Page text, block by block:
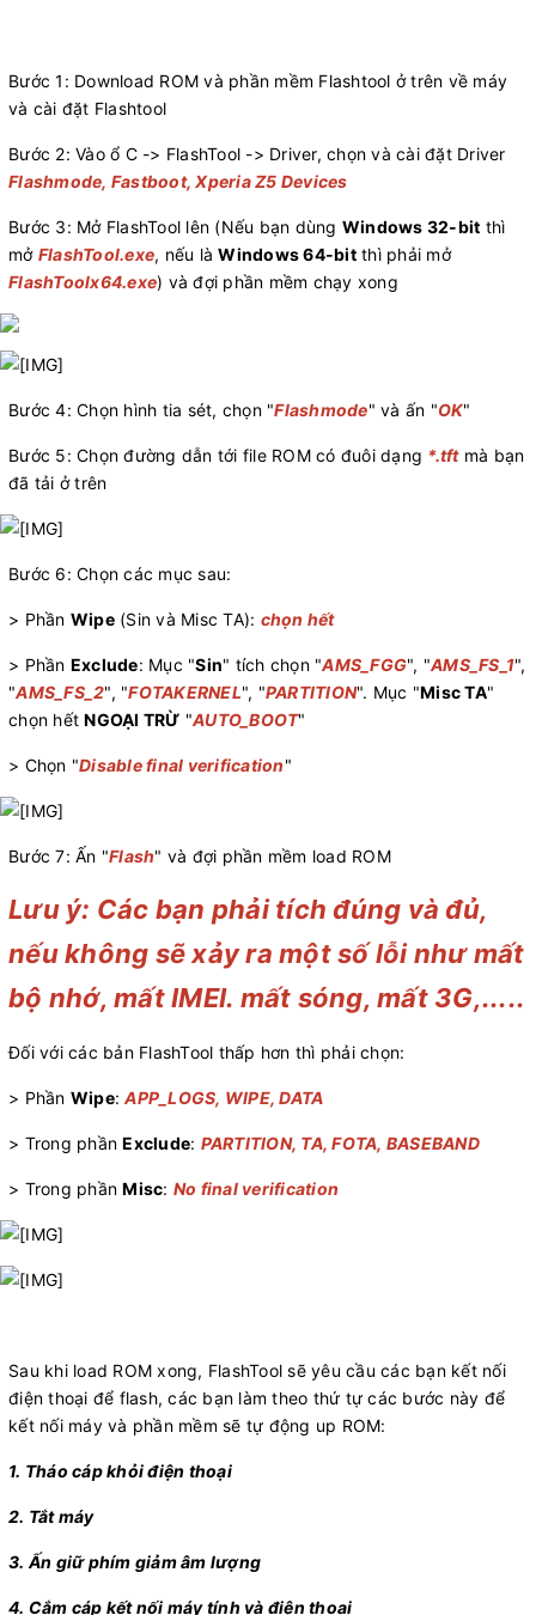
Bước 1: Download ROM và phần mềm Flashtool ở trên về máy
và cài đặt Flashtool
Bước 2: Vào ổ C -> FlashTool -> Driver, chọn và cài đặt Driver
Flashmode, Fastboot, Xperia Z5 Devices
Bước 3: Mở FlashTool lên (Nếu bạn dùng Windows 32-bit thì
mở FlashTool.exe, nếu làWindows 64-bitthì phải mở
FlashToolx64.exe) và đợi phần mềm chạy xong
Bước 4: Chọn hình tia sét, chọn "Flashmode" và ấn "OK"
Bước 5: Chọn đường dẫn tới file ROM có đuôi dạng *.tftmà bạn
đã tải ở trên
Bước 6: Chọn các mục sau:
> Phần Wipe(Sin và Misc TA): chọn hết
> Phần Exclude: Mục "Sin" tích chọn "AMS_FGG", "AMS_FS_1",
"AMS_FS_2", "FOTAKERNEL", "PARTITION". Mục "Misc TA"
chọn hếtNGOẠI TRỪ "AUTO_BOOT"
> Chọn "Disable final verification"
Bước 7: Ấn "Flash" và đợi phần mềm load ROM
Lưu ý: Các bạn phải tích đúng và đủ,
nếu không sẽ xảy ra một số lỗi như mất
bộ nhớ, mất IMEI. mất sóng, mất 3G,.....
Đối với các bản FlashTool thấp hơn thì phải chọn:
> Phần Wipe:APP_LOGS, WIPE, DATA
> Trong phầnExclude: PARTITION, TA, FOTA, BASEBAND
> Trong phầnMisc: No final verification
Sau khi load ROM xong, FlashTool sẽ yêu cầu các bạn kết nối
điện thoại để flash, các bạn làm theo thứ tự các bước này để
kết nối máy và phần mềm sẽ tự động up ROM:
1. Tháo cáp khỏi điện thoại
2. Tắt máy
3. Ấn giữ phím giảm âm lượng
4. Cắm cáp kết nối máy tính và điện thoại